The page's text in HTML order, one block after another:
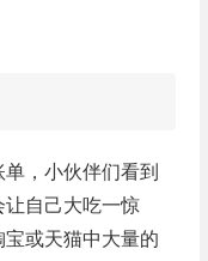
，小伙伴们看到
自己大吃一惊
或天猫中大量的